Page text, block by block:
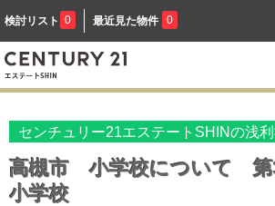
検討リスト 0 最近見た物件 0
センチュリー21エステートSHINの浅利
高槻市 小学校について
小学校